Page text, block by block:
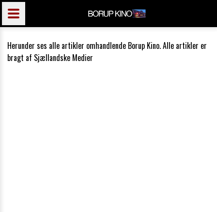
Herunder ses alle artikler omhandlende Borup Kino. Alle artikler er
bragt af Sjællandske Medier